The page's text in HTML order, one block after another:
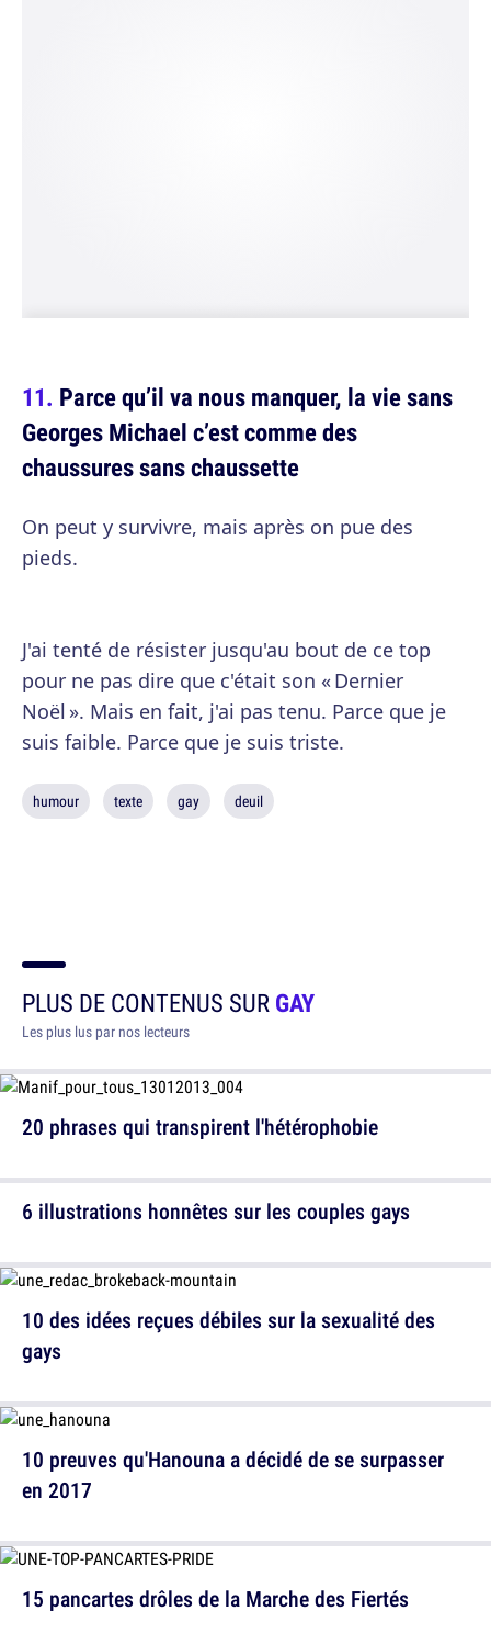
Parce qu’il va nous manquer, la vie sans
Georges Michael c’est comme des
chaussures sans chaussette
On peut y survivre, mais après on pue des
pieds.
J'ai tenté de résister jusqu'au bout de ce top
pour ne pas dire que c'était son « Dernier
Noël ». Mais en fait, j'ai pas tenu. Parce que je
suis faible. Parce que je suis triste.
humour texte gay deuil
PLUS DE CONTENUS SURGAY
Les plus lus par nos lecteurs
20 phrases qui transpirent l'hétérophobie
10 des idées reçues débiles sur la sexualité des
gays
15 pancartes drôles de la Marche des Fiertés
6 illustrations honnêtes sur les couples gays
10 preuves qu'Hanouna a décidé de se surpasser
en 2017